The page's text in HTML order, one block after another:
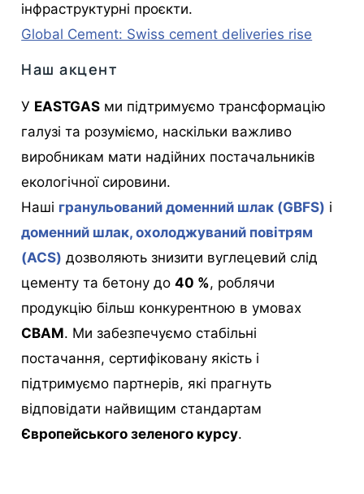
інфраструктурні проєкти.
Global Cement: Swiss cement deliveries rise
Наш акцент
У EASTGAS ми підтримуємо трансформацію
галузі та розуміємо, наскільки важливо
виробникам мати надійних постачальників
екологічної сировини.
Наші гранульований доменний шлак (GBFS) і
доменний шлак, охолоджуваний повітрям
(ACS) дозволяють знизити вуглецевий слід
цементу та бетону до40 %, роблячи
продукцію більш конкурентною в умовах
CBAM. Ми забезпечуємо стабільні
постачання, сертифіковану якість і
підтримуємо партнерів, які прагнуть
відповідати найвищим стандартам
Європейського зеленого курсу.